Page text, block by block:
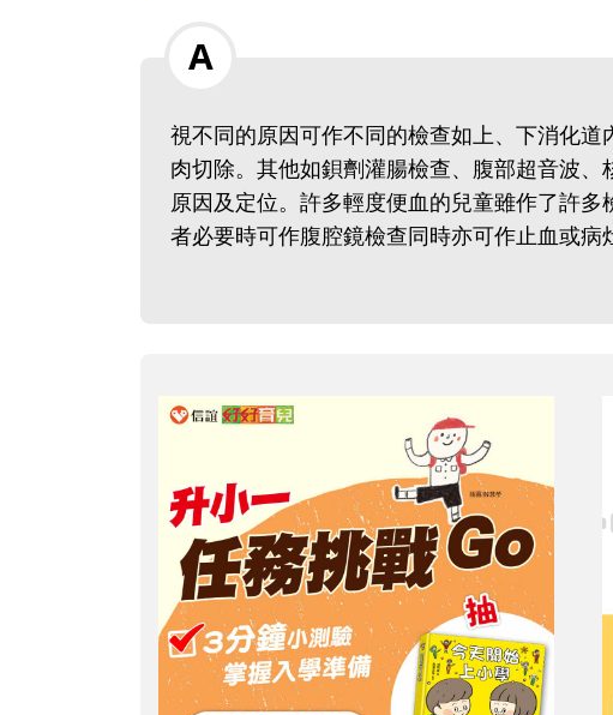
視不同的原因可作不同的檢查如上、下消化
肉切除。其他如鋇劑灌腸檢查、腹部超音波
原因及定位。許多輕度便血的兒童雖作了許
者必要時可作腹腔鏡檢查同時亦可作止血或病